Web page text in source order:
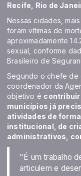
Recife, Rio de
Nessas cidades,
foram vítimas de
aproximadamente
sexual, conforme
Brasileiro de
Segundo o chefe de
coordenador da
objetivo é contribuir
municípios já
atividades de
institucional, de
administrativos,
"É um trabalho
articulem e